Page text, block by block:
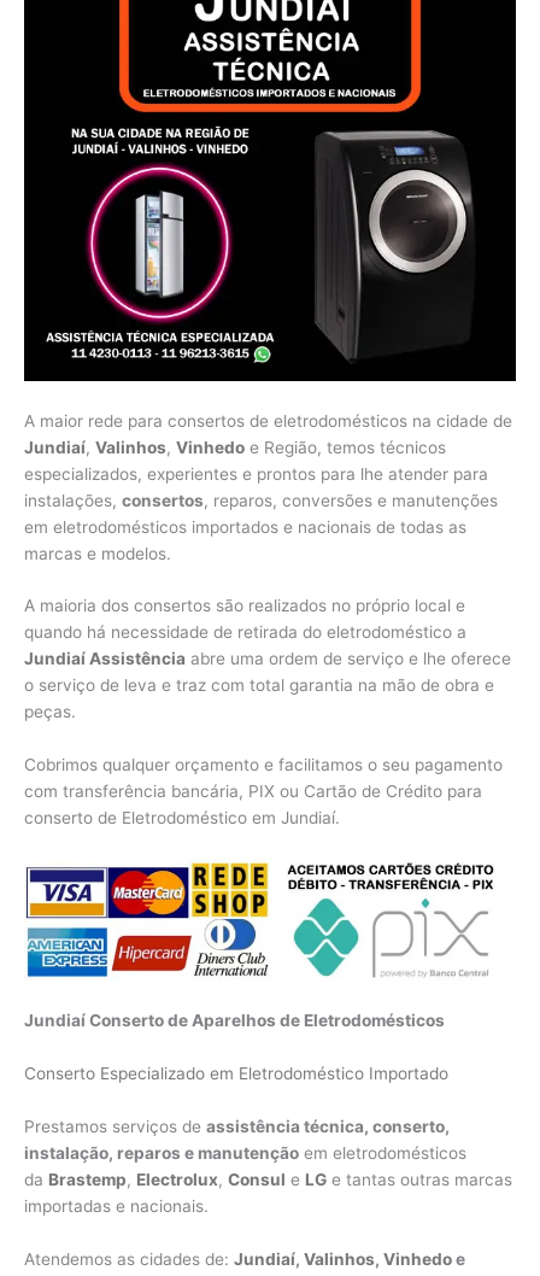
A maior rede para consertos de eletrodomésticos na cidade de
Jundiaí, Valinhos, Vinhedo e Região, temos técnicos
especializados, experientes e prontos para lhe atender para
instalações, consertos, reparos, conversões e manutenções
em eletrodomésticos importados e nacionais de todas as
marcas e modelos.
A maioria dos consertos são realizados no próprio local e
quando há necessidade de retirada do eletrodoméstico a
Jundiaí Assistência abre uma ordem de serviço e lhe oferece
o serviço de leva e traz com total garantia na mão de obra e
peças.
Cobrimos qualquer orçamento e facilitamos o seu pagamento
com transferência bancária, PIX ou Cartão de Crédito para
conserto de Eletrodoméstico em Jundiaí.
Jundiaí Conserto de Aparelhos de Eletrodomésticos
Conserto Especializado em Eletrodoméstico Importado
Prestamos serviços de assistência técnica, conserto,
instalação, reparos e manutenção em eletrodomésticos
da Brastemp, Electrolux, Consul e LG e tantas outras marcas
importadas e nacionais.
Atendemos as cidades de: Jundiaí, Valinhos, Vinhedoe